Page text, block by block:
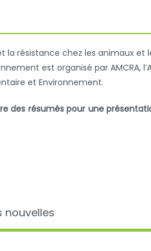
la résistance chez les animaux et
est organisé par AMCRA,
et Environnement.
des résumés pour une
nouvelles